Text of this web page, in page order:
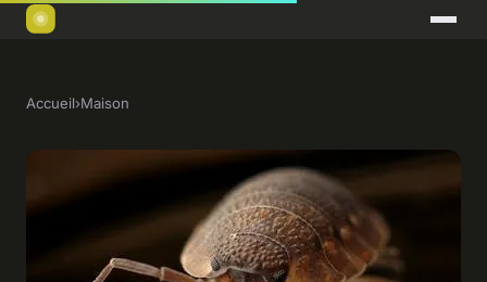
Accueil›Maison